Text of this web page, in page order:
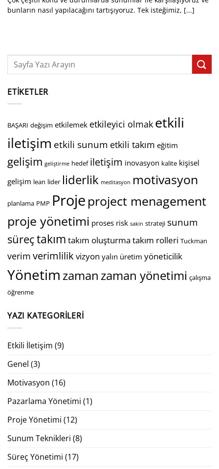
bunların nasıl yapılacağını tartışıyoruz. Tek isteğimiz, [...]
ETIKETLER
BAŞARI değişim etkilemek etkileyici olmak etkili
iletişim etkili sunum etkili takım eğitim
gelişim geliştirme hedef iletişim inovasyon kalite kişisel
gelişim lean lider liderlik meditasyon motivasyon
planlama PMP Proje project menagement
proje yönetimi proses risk sakin strateji sunum
süreçtakım takım oluşturma takım rolleri Tuckman
verim verimlilik vizyon yalın üretim yöneticilik
Yönetim zaman zaman yönetimi çalışma
öğrenme
YAZI KATEGORILERI
Etkili İletişim (9)
Genel (3)
Motivasyon (16)
Pazarlama Yönetimi (1)
Proje Yönetimi (12)
Sunum Teknikleri (8)
Süreç Yönetimi (17)